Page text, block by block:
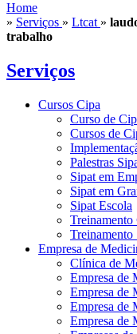
Home
» Serviços » Ltcat »
trabalho
Serviços
Cursos Cipa
Curso de
Cursos de
Palestras
Sipat em
Sipat em
Sipat Escola
Treinamento
Treinamento
Empresa de
Clínica de
Empresa de
Empresa de
Empresa de
Empresa de